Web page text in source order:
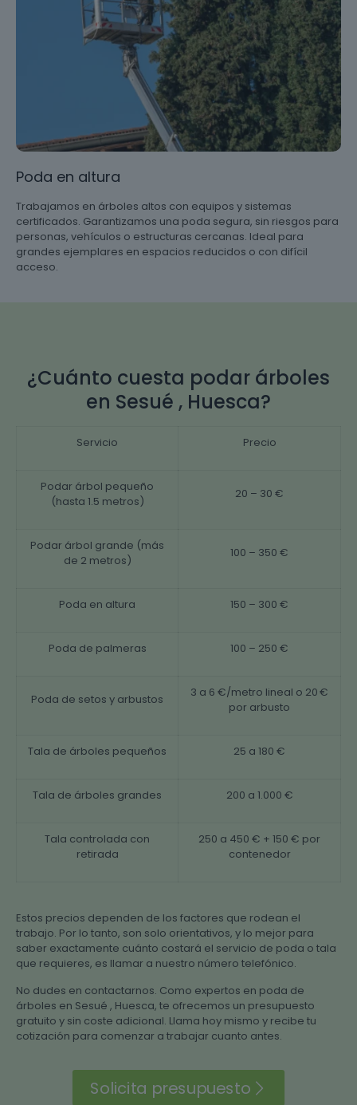
Poda en altura
Trabajamos en árboles altos con equipos y sistemas
certificados. Garantizamos una poda segura, sin riesgos para
personas, vehículos o estructuras cercanas. Ideal para
grandes ejemplares en espacios reducidos o con difícil
acceso.
¿Cuánto cuesta podar árboles
en Sesué , Huesca?
Servicio Precio
Podar árbol pequeño
(hasta 1.5 metros)
20 – 30 €
Podar árbol grande (más
de 2 metros)
100 – 350 €
Poda en altura 150 – 300 €
Poda de palmeras 100 – 250 €
Poda de setos y arbustos
3 a 6 €/metro lineal o 20 €
por arbusto
Tala de árboles pequeños 25 a 180 €
Tala de árboles grandes 200 a 1.000 €
Tala controlada con
retirada
250 a 450 € + 150 € por
contenedor
Estos precios dependen de los factores que rodean el
trabajo. Por lo tanto, son solo orientativos, y lo mejor para
saber exactamente cuánto costará el servicio de poda o tala
que requieres, es llamar a nuestro número telefónico.
No dudes en contactarnos. Como expertos en poda de
árboles en Sesué , Huesca, te ofrecemos un presupuesto
gratuito y sin coste adicional. Llama hoy mismo y recibe tu
cotización para comenzar a trabajar cuanto antes.
Solicita presupuesto